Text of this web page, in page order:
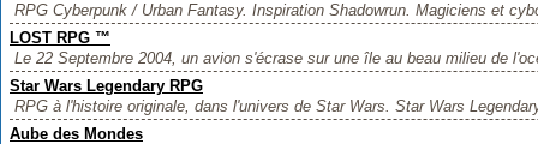
RPG Cyberpunk / Urban Fantasy. Inspiration Shadowrun. Magiciens et
LOST RPG ™
Le 22 Septembre 2004, un avion s'écrase sur une île au beau milieu de
Star Wars Legendary RPG
RPG à l'histoire originale, dans l'univers de Star Wars. Star Wars
Aube des Mondes